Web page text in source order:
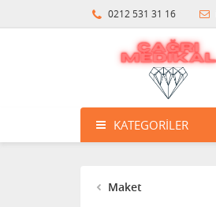
0212 531 31 16
KATEGORILER
Maket